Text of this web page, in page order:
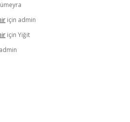
için admin
için Yiğit
admin